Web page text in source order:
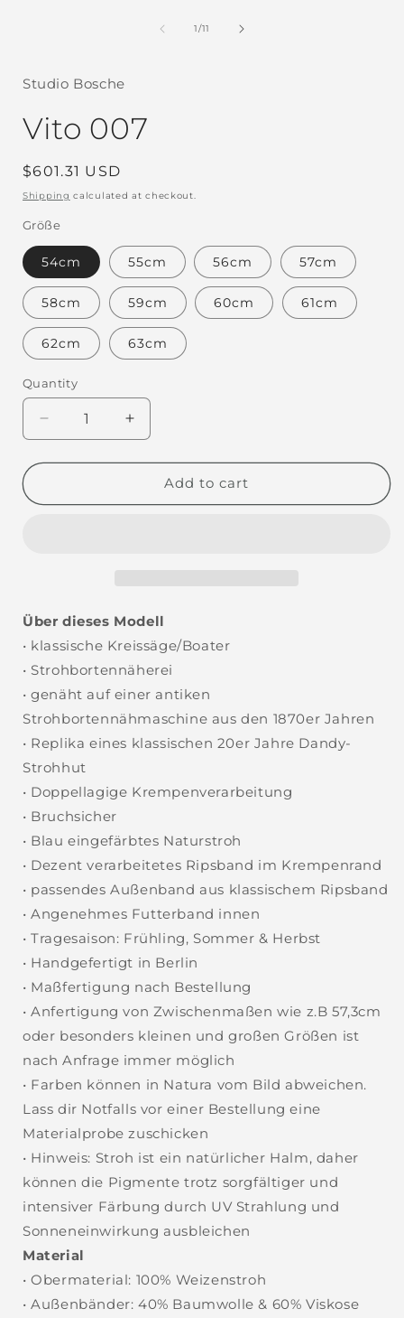
1/of
11
Studio Bosche
Vito 007
Regular
price
$601.31 USD
Shipping calculated at checkout.
Größe
54cm 55cm 56cm 57cm
58cm 59cm 60cm 61cm
62cm 63cm
Quantity
Decrease
quantity
for
007
Increase
quantity
for
007
Add to cart
Über dieses Modell
• klassische Kreissäge/Boater
• Strohbortennäherei
• genäht auf einer antiken
Strohbortennähmaschine aus den 1870er Jahren
• Replika eines klassischen 20er Jahre Dandy-
Strohhut
• Doppellagige Krempenverarbeitung
• Bruchsicher
• Blau eingefärbtes Naturstroh
• Dezent verarbeitetes Ripsband im Krempenrand
• passendes Außenband aus klassischem Ripsband
• Angenehmes Futterband innen
• Tragesaison: Frühling, Sommer & Herbst
• Handgefertigt in Berlin
• Maßfertigung nach Bestellung
• Anfertigung von Zwischenmaßen wie z.B 57,3cm
oder besonders kleinen und großen Größen ist
nach Anfrage immer möglich
• Farben können in Natura vom Bild abweichen.
Lass dir Notfalls vor einer Bestellung eine
Materialprobe zuschicken
• Hinweis: Stroh ist ein natürlicher Halm, daher
können die Pigmente trotz sorgfältiger und
intensiver Färbung durch UV Strahlung und
Sonneneinwirkung ausbleichen
Material
• Obermaterial: 100% Weizenstroh
• Außenbänder: 40% Baumwolle & 60% Viskose